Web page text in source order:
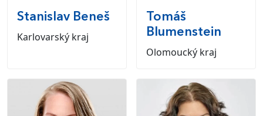
Stanislav Beneš
Karlovarský kraj
Tomáš
Blumenstein
Olomoucký kraj